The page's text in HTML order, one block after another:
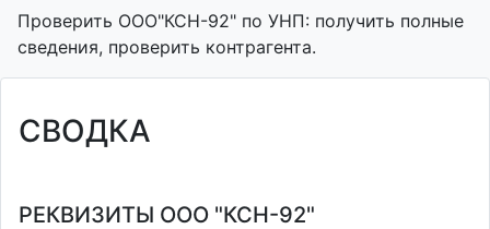
Проверить ООО"КСН-92" по УНП: получить полные
сведения, проверить контрагента.
СВОДКА
РЕКВИЗИТЫ ООО "КСН-92"